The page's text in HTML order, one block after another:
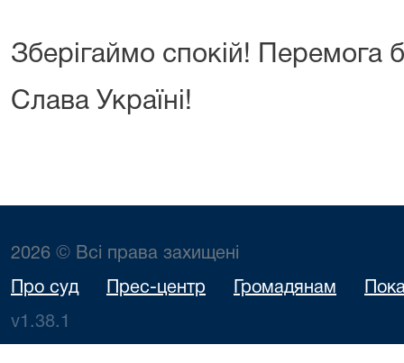
Зберігаймо спокій! Перемога
Слава Україні!
2026 © Всі права захищені
Про суд Прес-центр Громадянам
v1.38.1